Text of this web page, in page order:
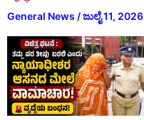
General News /ಜುಲೈ 11, 2026